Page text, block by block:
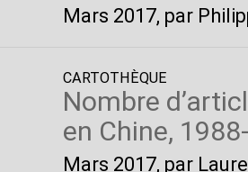
Mars 2017, par
CARTOTHÈQUE
Nombre
en Chine,
Mars 2017, par